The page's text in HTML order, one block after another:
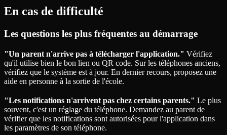
En cas de difficulté
Les questions les plus fréquentes au démarrage
"Un parent n'arrive pas à télécharger l'application." Vérifiez
qu'il utilise bien le bon lien ou QR code. Sur les téléphones anciens,
vérifiez que le système est à jour. En dernier recours, proposez une
aide en personne à la sortie de l'école.
"Les notifications n'arrivent pas chez certains parents." Le plus
souvent, c'est un réglage du téléphone. Demandez au parent de
vérifier que les notifications sont autorisées pour l'application dans
les paramètres de son téléphone.